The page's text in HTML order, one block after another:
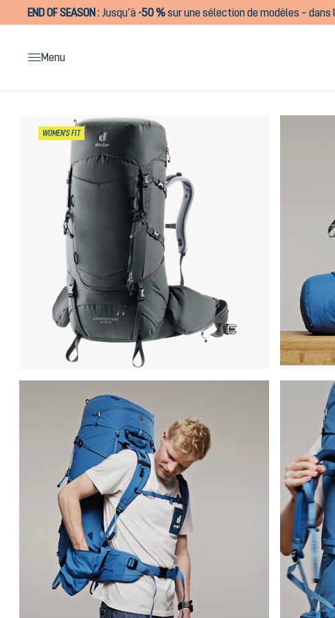
Passer à la navigation principale
END OF SEASON: Jusqu’à -50 %sur une sélection de modèles –
Menu
WOMEN'S FIT